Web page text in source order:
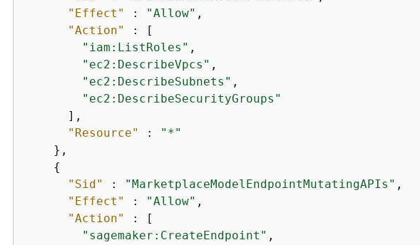
"Effect"
: "Allow" ,
"Action"
: [
"iam:ListRoles" ,
"ec2:DescribeVpcs" ,
"ec2:DescribeSubnets" ,
"ec2:DescribeSecurityGroups"
      ],
"Resource"
:
"*"
    },
{
"Sid"
: "MarketplaceModelEndpointMutatingAPIs" ,
"Effect"
: "Allow" ,
"Action"
: [
"sagemaker:CreateEndpoint" ,